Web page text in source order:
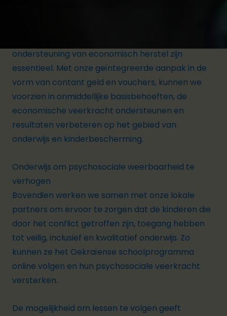
ondersteuning van economisch herstel zijn
essentieel. Met onze geïntegreerde aanpak in de
vorm van contant geld en vouchers, kunnen we
voorzien in onmiddellijke basisbehoeften, de
economische veerkracht ondersteunen en
resultaten verbeteren op het gebied van
onderwijs en kinderbescherming.
Onderwijs om psychosociale weerbaarheid te
verhogen
Bovendien werken we samen met onze lokale
partners om ervoor te zorgen dat de kinderen die
door het conflict getroffen zijn, toegang hebben
tot veilig, inclusief en kwalitatief onderwijs. Zo
kunnen ze het Oekraïense schoolprogramma
online volgen en hun psychosociale veerkracht
versterken.
De mogelijkheid om lessen te volgen geeft